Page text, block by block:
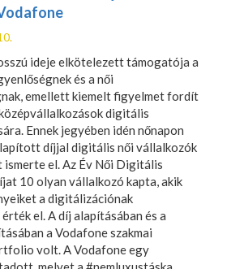
ideje elkötelezett támogatója a
és a női
emellett kiemelt figyelmet fordít
digitális
Ennek jegyében idén nőnapon
díjjal digitális női vállalkozók
el. Az Év Női Digitális
10 olyan vállalkozó kapta, akik
a digitálizációnak
el. A díj alapításában és a
a Vodafone szakmai
volt. A Vodafone egy